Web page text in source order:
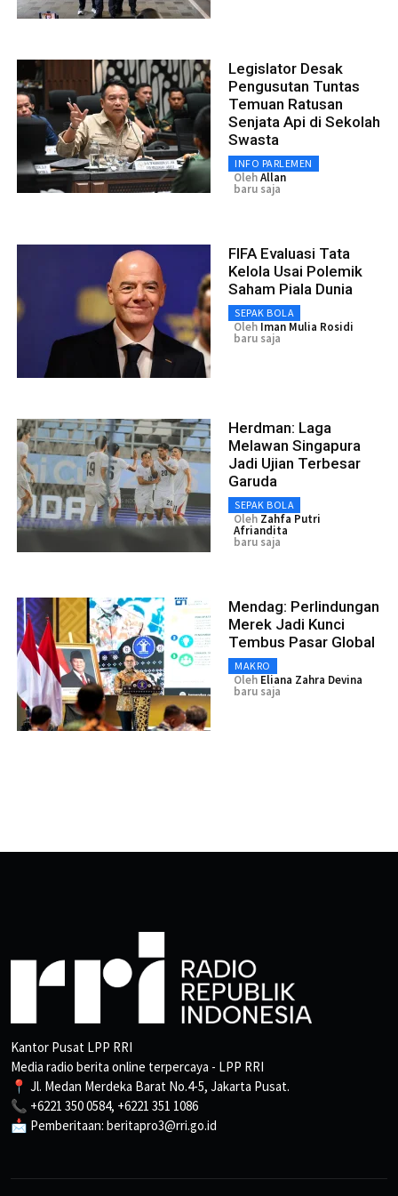
Legislator Desak
Pengusutan Tuntas
Temuan Ratusan
Senjata Api di Sekolah
Swasta
INFO PARLEMEN
OlehAllan
baru saja
FIFA Evaluasi Tata
Kelola Usai Polemik
Saham Piala Dunia
SEPAK BOLA
Oleh Iman Mulia Rosidi
baru saja
Herdman: Laga
Melawan Singapura
Jadi Ujian Terbesar
Garuda
SEPAK BOLA
Oleh Zahfa Putri
Afriandita
baru saja
Mendag: Perlindungan
Merek Jadi Kunci
Tembus Pasar Global
MAKRO
Oleh Eliana Zahra Devina
baru saja
Kantor Pusat LPP RRI
Media radio berita online terpercaya - LPP RRI
📍 Jl. Medan Merdeka Barat No.4-5, Jakarta Pusat.
📞 +6221 350 0584, +6221 351 1086
📩 Pemberitaan: beritapro3@rri.go.id